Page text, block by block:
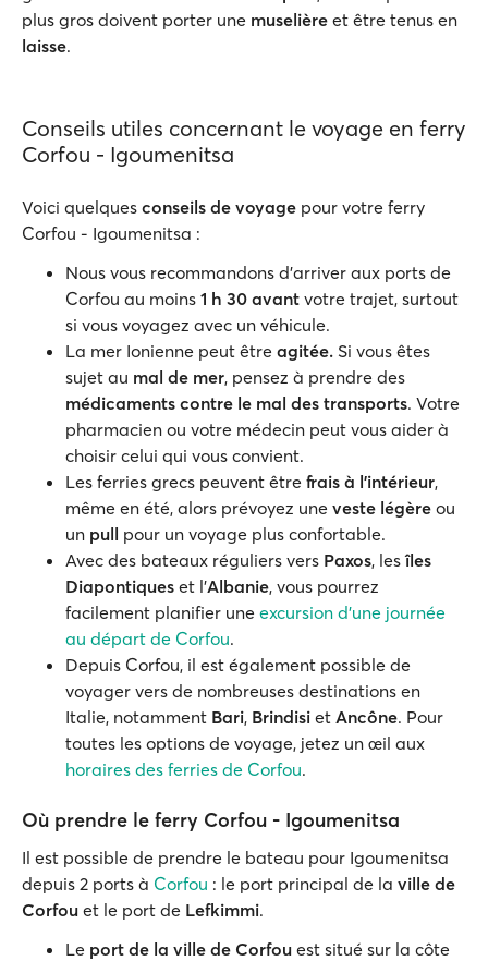
plus gros doivent porter une muselière et être tenus en
laisse.
Conseils utiles concernant le voyage en ferry
Corfou - Igoumenitsa
Voici quelques conseils de voyage pour votre ferry
Corfou - Igoumenitsa :
Nous vous recommandons d'arriver aux ports de
Corfou au moins 1 h 30 avant votre trajet, surtout
si vous voyagez avec un véhicule.
La mer Ionienne peut être agitée. Si vous êtes
sujet au mal de mer, pensez à prendre des
médicaments contre le mal des transports. Votre
pharmacien ou votre médecin peut vous aider à
choisir celui qui vous convient.
Les ferries grecs peuvent être frais à l'intérieur,
même en été, alors prévoyez une veste légère ou
un pull pour un voyage plus confortable.
Avec des bateaux réguliers vers Paxos, lesîles
Diapontiques et l'Albanie, vous pourrez
facilement planifier une excursion d'une journée
au départ de Corfou.
Depuis Corfou, il est également possible de
voyager vers de nombreuses destinations en
Italie, notamment Bari, Brindisi et Ancône. Pour
toutes les options de voyage, jetez un œil aux
horaires des ferries de Corfou.
Où prendre le ferry Corfou - Igoumenitsa
Il est possible de prendre le bateau pour Igoumenitsa
depuis 2 ports à Corfou : le port principal de la ville de
Corfou et le port de Lefkimmi.
Le port de la ville de Corfou est situé sur la côte